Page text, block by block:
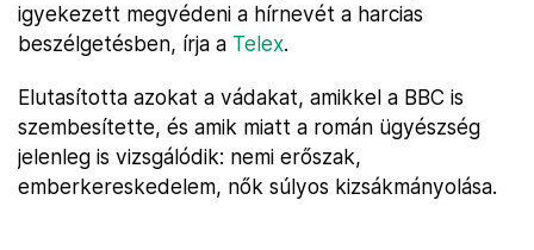
igyekezett megvédeni a hírnevét a harcias
beszélgetésben, írja a Telex.
Elutasította azokat a vádakat, amikkel a BBC is
szembesítette, és amik miatt a román ügyészség
jelenleg is vizsgálódik: nemi erőszak,
emberkereskedelem, nők súlyos kizsákmányolása.